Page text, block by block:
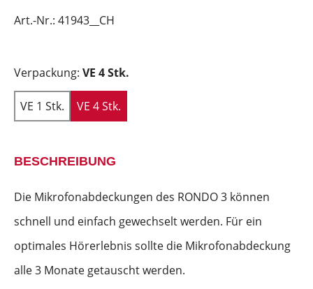
Art.-Nr.: 41943__CH
Verpackung: VE 4 Stk.
VE 1 Stk. VE 4 Stk.
BESCHREIBUNG
Die Mikrofonabdeckungen des RONDO 3 können
schnell und einfach gewechselt werden. Für ein
optimales Hörerlebnis sollte die Mikrofonabdeckung
alle 3 Monate getauscht werden.